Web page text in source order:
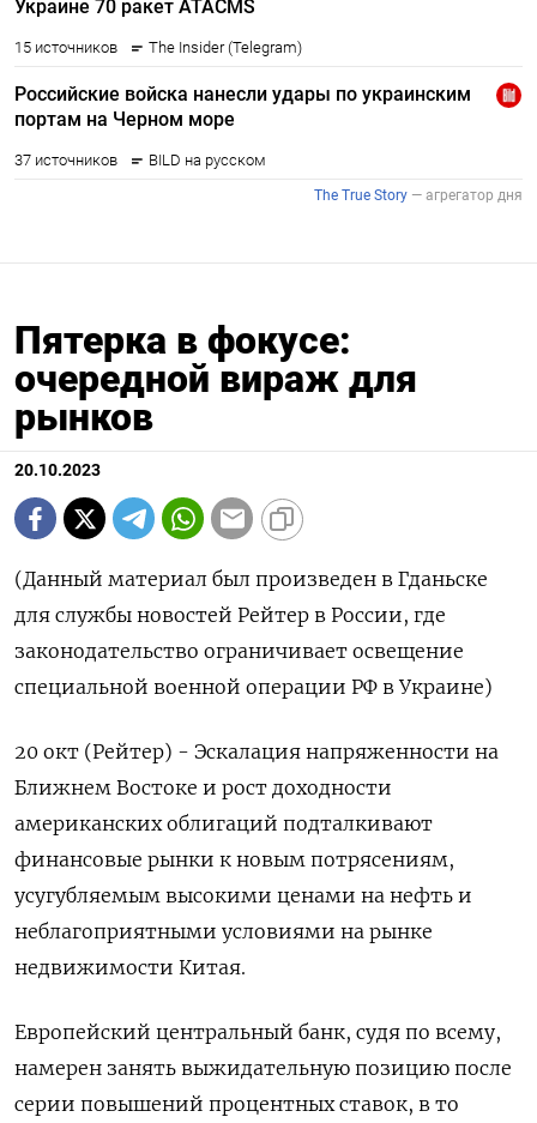
Пятерка в фокусе:
очередной вираж для
рынков
20.10.2023
(Данный материал был произведен в Гданьске
для службы новостей Рейтер в России, где
законодательство ограничивает освещение
специальной военной операции РФ в Украине)
20 окт (Рейтер) - Эскалация напряженности на
Ближнем Востоке и рост доходности
американских облигаций подталкивают
финансовые рынки к новым потрясениям,
усугубляемым высокими ценами на нефть и
неблагоприятными условиями на рынке
недвижимости Китая.
Европейский центральный банк, судя по всему,
намерен занять выжидательную позицию после
серии повышений процентных ставок, в то